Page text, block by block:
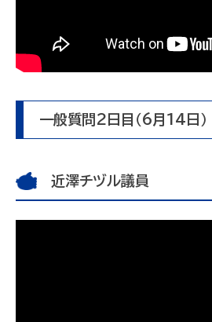
一般質問2日目（6月14日）
近澤チヅル議員